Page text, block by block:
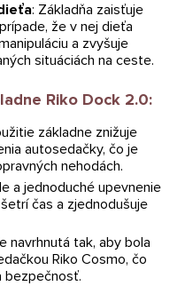
: Základňa zaisťuje
že v nej dieťa
a zvyšuje
situáciách na ceste.
Riko Dock 2.0:
základne znižuje
autosedačky, čo je
nehodách.
a jednoduché upevnenie
čas a zjednodušuje
navrhnutá tak, aby bola
Riko Cosmo, čo
bezpečnosť.